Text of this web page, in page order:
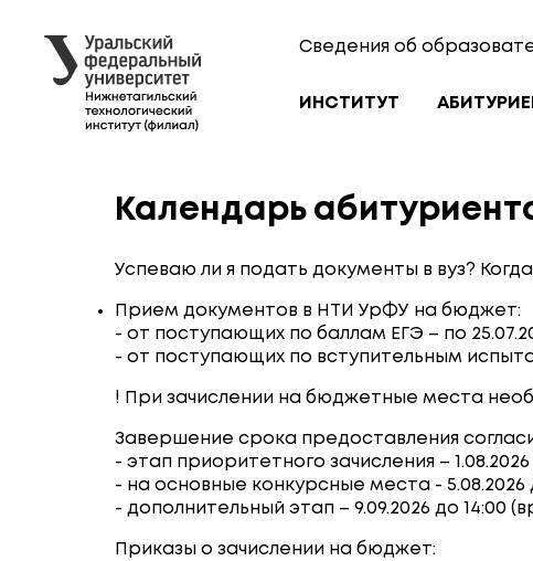
Сведения об
ИНСТИТУТ
Календарь
Успеваю ли я подать документы в вуз?
Прием документов в НТИ УрФУ на бюджет:
- от поступающих по баллам ЕГЭ – по
- от поступающих по вступительным
! При зачислении на бюджетные места
Завершение срока предоставления
- этап приоритетного зачисления –
- на основные конкурсные места - 5.08.2026
- дополнительный этап – 9.09.2026 до 14:00
Приказы о зачислении на бюджет: